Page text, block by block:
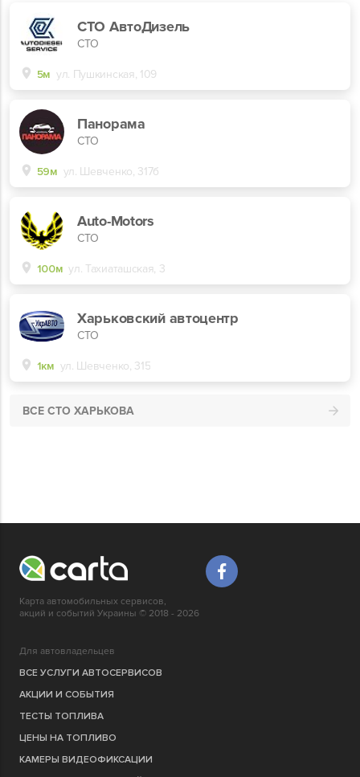
СТО АвтоДизель
СТО
5м ул. Пушкинская, 109
Панорама
СТО
59м ул. Шевченко, 317б
Auto-Motors
СТО
100м ул. Тахиаташская, 3
Харьковский автоцентр
СТО
1км ул. Шевченко, 315
ВСЕ СТО ХАРЬКОВА
Карта автомобильных сервисов,
акций и событий Украины © 2018 - 2026
Для автовладельцев
ВСЕ УСЛУГИ АВТОСЕРВИСОВ
АКЦИИ И СОБЫТИЯ
ТЕСТЫ ТОПЛИВА
ЦЕНЫ НА ТОПЛИВО
КАМЕРЫ ВИДЕОФИКСАЦИИ